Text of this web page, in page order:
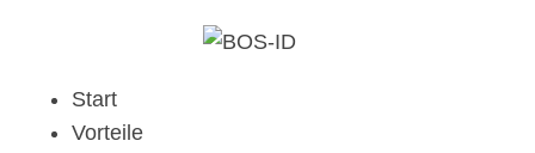
Start
Vorteile